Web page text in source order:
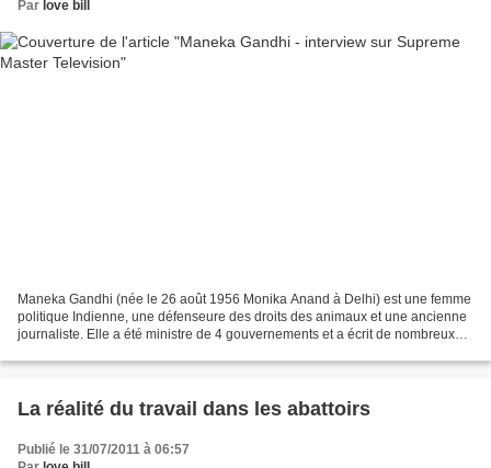
Par love bill
Maneka Gandhi (née le 26 août 1956 Monika Anand à Delhi) est une femme
politique Indienne, une défenseure des droits des animaux et une ancienne
journaliste. Elle a été ministre de 4 gouvernements et a écrit de nombreux
La réalité du travail dans les abattoirs
Publié le 31/07/2011 à 06:57